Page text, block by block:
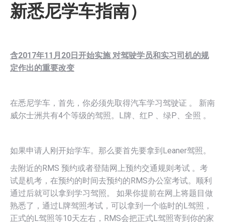
新悉尼学车指南）
含2017年11月20日开始实施 对驾驶学员和实习司机的规
定作出的重要改变
在悉尼学车，首先，你必须先取得汽车学习驾驶证 。 新南
威尔士洲共有4个等级的驾照。L牌、红P 、绿P、全照 。
如果申请人刚开始学车。那么要首先要拿到Leaner驾照。
去附近的RMS 预约或者登陆网上预约交通规则考试 。考
试是机考，在预约的时间去预约的RMS办公室考试。顺利
通过后就可以拿到学习驾照。 如果你提前在网上将题目做
熟悉了，通过L牌驾照考试，可以拿到一个临时的L驾照，
正式的L驾照等10天左右，RMS会把正式L驾照寄到你的家